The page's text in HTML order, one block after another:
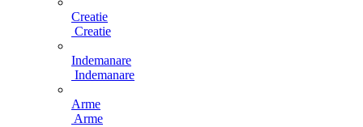
Creatie
Creatie
Indemanare
Indemanare
Arme
Arme